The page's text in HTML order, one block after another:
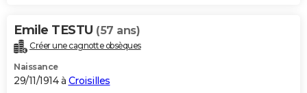
Emile TESTU (57 ans)
Créer une cagnotte obsèques
Naissance
29/11/1914 à Croisilles